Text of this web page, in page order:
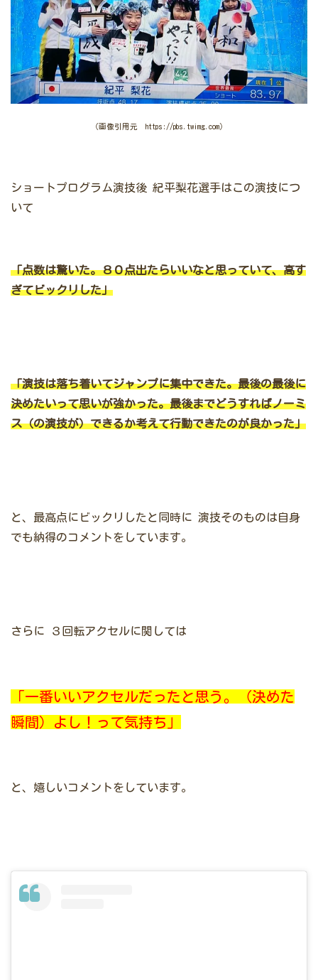
（画像引用元 https://pbs.twimg.com）
ショートプログラム演技後 紀平梨花選手はこの演技につ
いて
「点数は驚いた。８０点出たらいいなと思っていて、高す
ぎてビックリした」
「演技は落ち着いてジャンプに集中できた。最後の最後に
決めたいって思いが強かった。最後までどうすればノーミ
ス（の演技が）できるか考えて行動できたのが良かった」
と、最高点にビックリしたと同時に 演技そのものは自身
でも納得のコメントをしています。
さらに ３回転アクセルに関しては
「一番いいアクセルだったと思う。（決めた
瞬間）よし！って気持ち」
と、嬉しいコメントをしています。